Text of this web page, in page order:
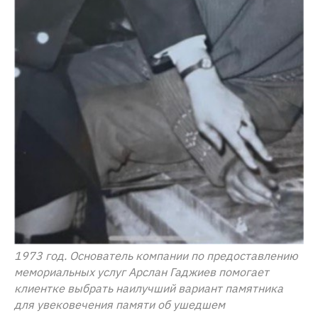
1973 год. Основатель компании по предоставлению
мемориальных услуг Арслан Гаджиев помогает
клиентке выбрать наилучший вариант памятника
для увековечения памяти об ушедшем